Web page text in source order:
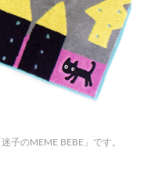
子のMEME BEBE」です。